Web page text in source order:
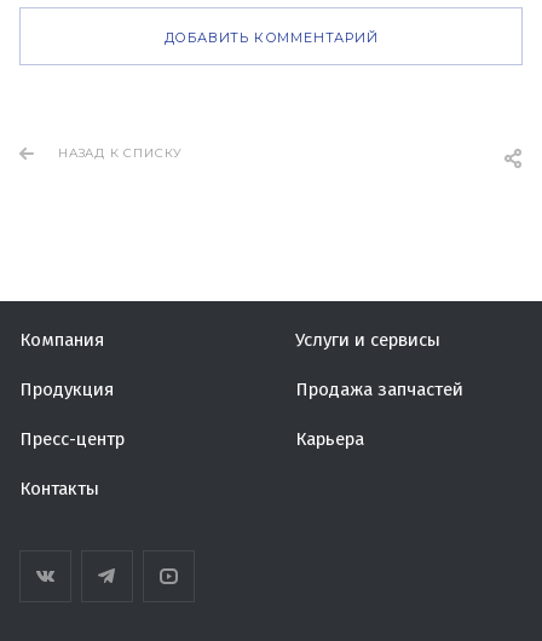
ДОБАВИТЬ КОММЕНТАРИЙ
НАЗАД К СПИСКУ
Компания Услуги и сервисы
Продукция Продажа запчастей
Пресс-центр Карьера
Контакты